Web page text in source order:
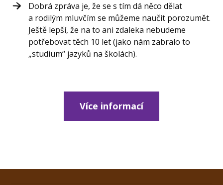
Dobrá zpráva je, že se s tím dá něco dělat
a rodilým mluvčím se můžeme naučit porozumět.
Ještě lepší, že na to ani zdaleka nebudeme
potřebovat těch 10 let (jako nám zabralo to
„studium“ jazyků na školách).
Více informací